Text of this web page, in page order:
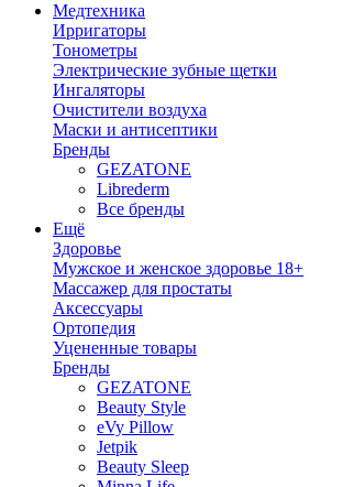
Медтехника
Ирригаторы
Тонометры
Электрические зубные щетки
Ингаляторы
Очистители воздуха
Маски и антисептики
Бренды
GEZATONE
Librederm
Все бренды
Ещё
Здоровье
Мужское и женское здоровье 18+
Массажер для простаты
Аксессуары
Ортопедия
Уцененные товары
Бренды
GEZATONE
Beauty Style
eVy Pillow
Jetpik
Beauty Sleep